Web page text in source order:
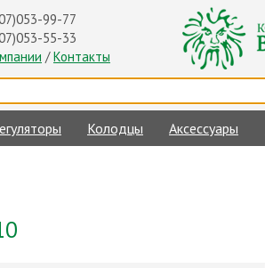
99-77
55-33
/Контакты
Колодцы Аксессуары